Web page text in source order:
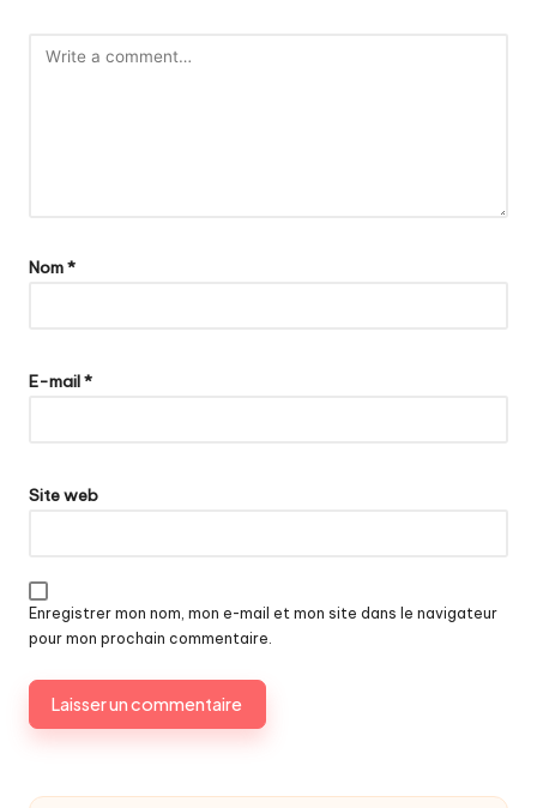
Nom*
E-mail*
Site web
Enregistrer mon nom, mon e-mail et mon site dans le navigateur
pour mon prochain commentaire.